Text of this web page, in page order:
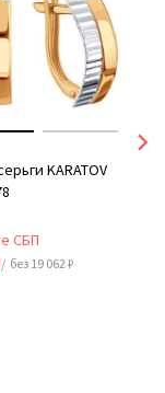
KARATOV
СБП
/ без 19 062 ₽